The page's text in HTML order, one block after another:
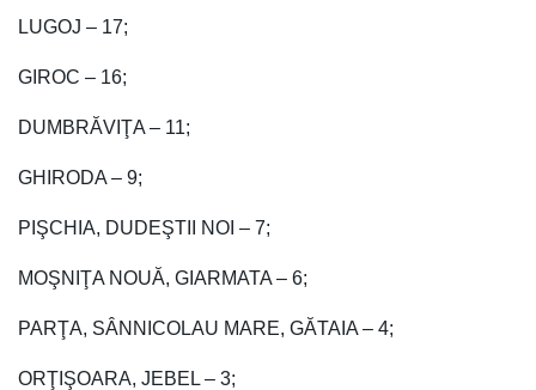
LUGOJ – 17;
GIROC – 16;
DUMBRĂVIŢA – 11;
GHIRODA – 9;
PIŞCHIA, DUDEŞTII NOI – 7;
MOŞNIŢA NOUĂ, GIARMATA – 6;
PARŢA, SÂNNICOLAU MARE, GĂTAIA – 4;
ORŢIŞOARA, JEBEL – 3;